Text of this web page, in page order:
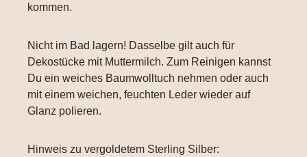
kommen.
Nicht im Bad lagern! Dasselbe gilt auch für
Dekostücke mit Muttermilch. Zum Reinigen kannst
Du ein weiches Baumwolltuch nehmen oder auch
mit einem weichen, feuchten Leder wieder auf
Glanz polieren.
Hinweis zu vergoldetem Sterling Silber: